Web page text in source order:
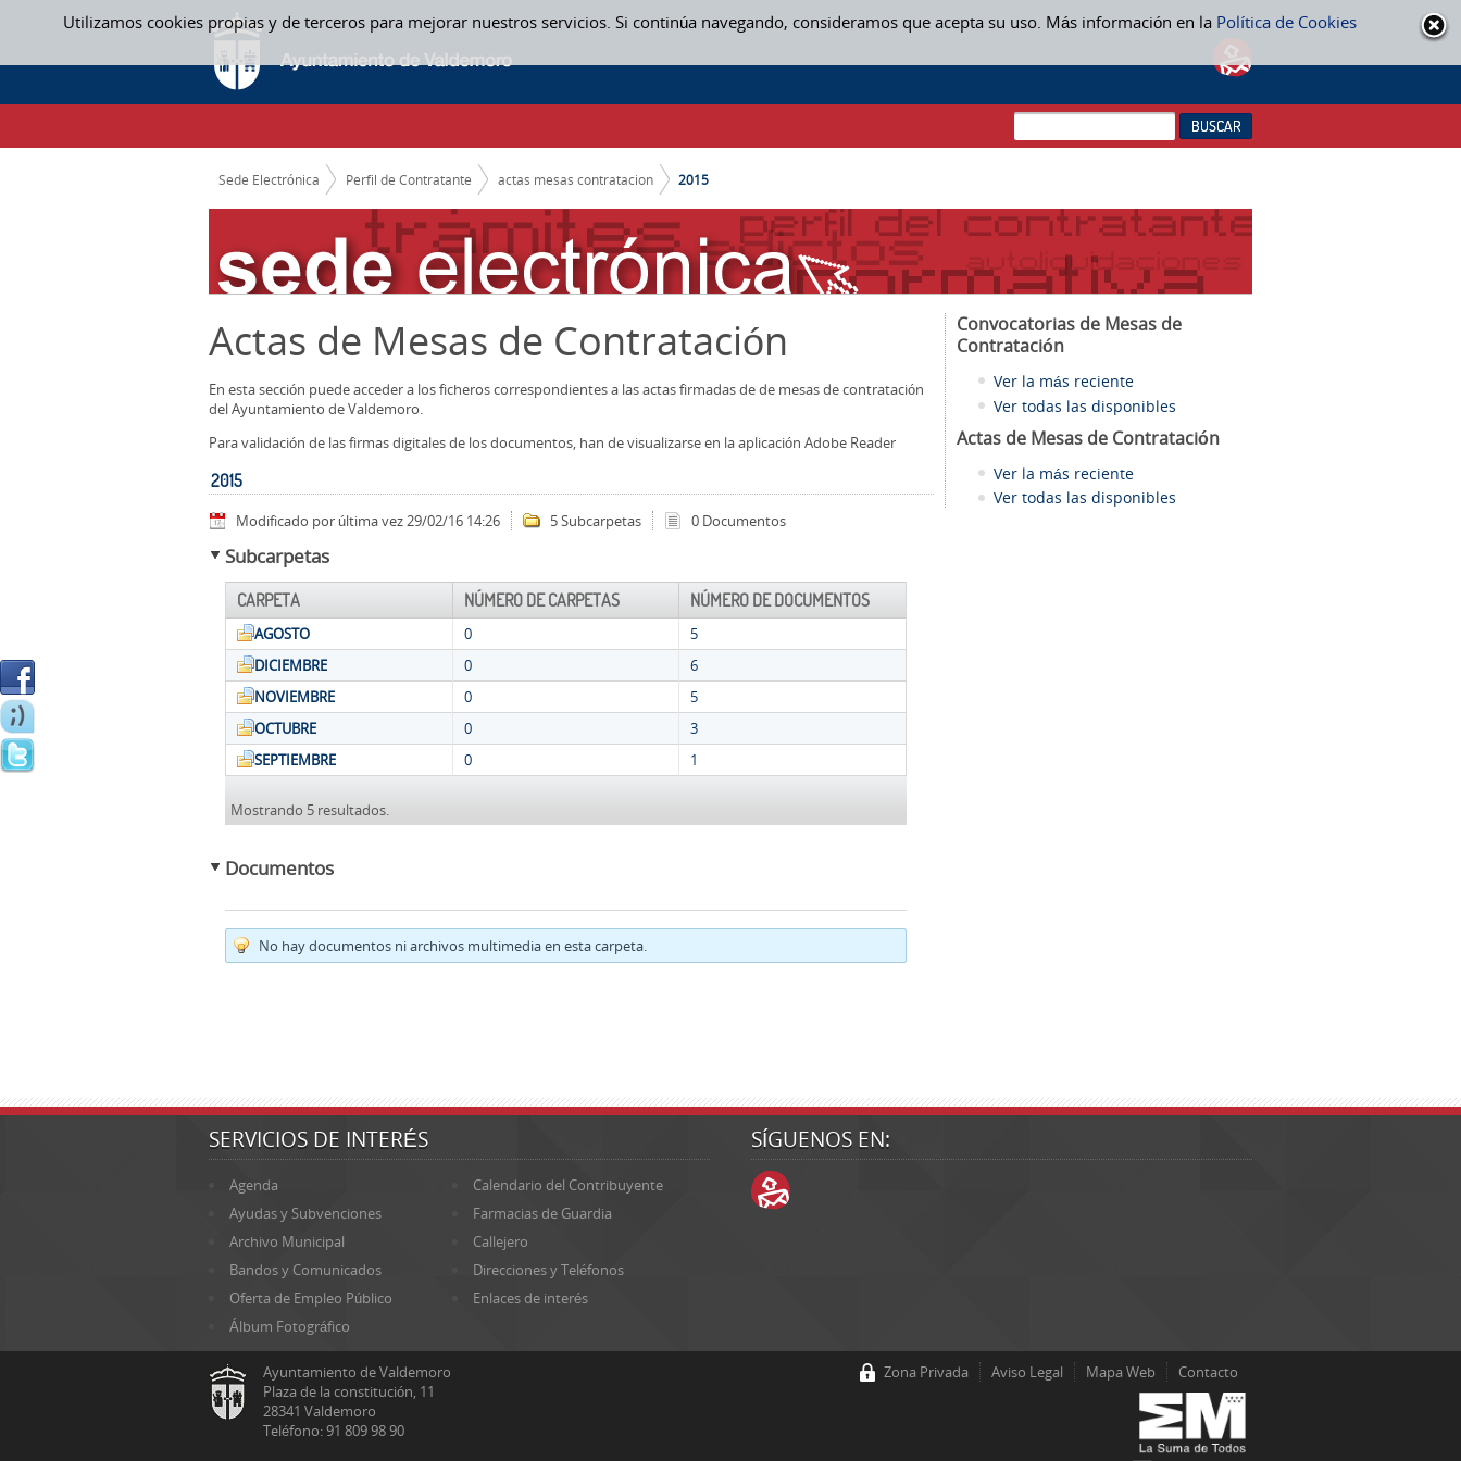
Utilizamos cookies propias y de terceros para mejorar nuestros servicios. Si continúa navegando, consideramos que acepta su uso. Más información en la Política de Cookies
Saltar al contenido
2015 - ACTAS MESAS CONTRATACION
CAMINO DE MIGAS
Sede Electrónica Perfil de Contratante actas mesas contratacion 2015
Actas de Mesas de Contratación
En esta sección puede acceder a los ficheros correspondientes a las actas firmadas de de mesas de contratación
del Ayuntamiento de Valdemoro.
Para validación de las firmas digitales de los documentos, han de visualizarse en la aplicación Adobe Reader
2015
Modificado por última vez 29/02/16 14:26 5 Subcarpetas 0 Documentos
Subcarpetas
CARPETA NÚMERO DE CARPETAS NÚMERO DE DOCUMENTOS
AGOSTO 0
5
DICIEMBRE
0
6
NOVIEMBRE
0
5
OCTUBRE
0
3
SEPTIEMBRE
0 1
Mostrando 5 resultados.
Documentos
No hay documentos ni archivos multimedia en esta carpeta.
Convocatorias de Mesas de
Contratación
Ver la más reciente
Ver todas las disponibles
Actas de Mesas de Contratación
Ver la más reciente
Ver todas las disponibles
SERVICIOS DE INTERÉS
Agenda
Calendario del Contribuyente
Ayudas y Subvenciones
Farmacias de Guardia
Archivo Municipal
Callejero
Bandos y Comunicados
Direcciones y Teléfonos
Oferta de Empleo Público
Enlaces de interés
Álbum Fotográfico
SÍGUENOS EN:
Ayuntamiento de Valdemoro
Plaza de la constitución, 11
28341 Valdemoro
Teléfono: 91 809 98 90
Zona Privada Aviso Legal Mapa Web Contacto